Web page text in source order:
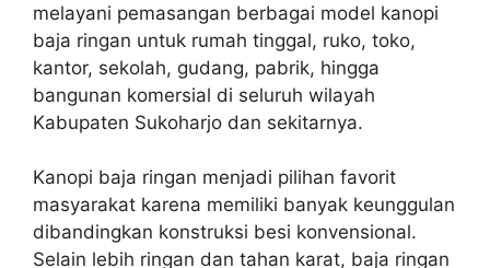
melayani pemasangan berbagai model kanopi
baja ringan untuk rumah tinggal, ruko, toko,
kantor, sekolah, gudang, pabrik, hingga
bangunan komersial di seluruh wilayah
Kabupaten Sukoharjo dan sekitarnya.
Kanopi baja ringan menjadi pilihan favorit
masyarakat karena memiliki banyak keunggulan
dibandingkan konstruksi besi konvensional.
Selain lebih ringan dan tahan karat, baja ringan